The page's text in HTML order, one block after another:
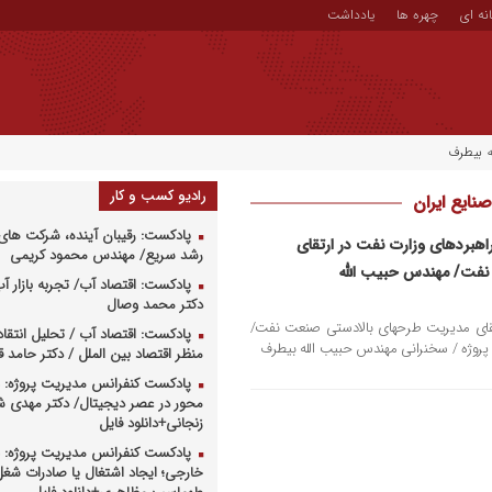
ای چهره ها یادداشت
بیطرف
ایران
وزارت نفت در ارتقای
مهندس حبیب الله
مدیریت طرحهای بالادستی صنعت نفت/
/ سخنرانی مهندس حبیب الله بیطرف
رادیو کسب و کار
پادکست: رقیبان آینده، شرکت
رشد سریع/ مهندس محمود کریمی
پادکست: اقتصاد آب/ تجربه بازار
دکتر محمد وصال
پادکست: اقتصاد آب / تحلیل
منظر اقتصاد بین الملل / دکتر
پادکست کنفرانس مدیریت پروژه:
محور در عصر دیجیتال/ دکتر مهدی
زنجانی+دانلود فایل
پادکست کنفرانس مدیریت پروژه:
خارجی؛ ایجاد اشتغال یا صادرات